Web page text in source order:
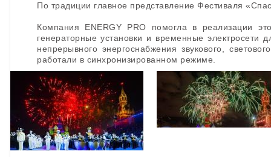
По традиции главное представление Фестиваля
Компания ENERGY PRO помогла в реализации
генераторные установки и временные электросети
непрерывного энергоснабжения звукового,
работали в синхронизированном режиме.